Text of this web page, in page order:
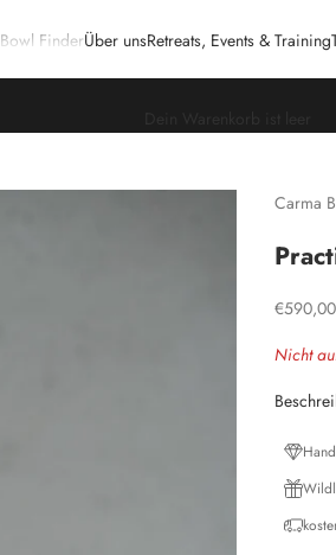
Bowl FinderÜber unsRetreats, Events & Training
Carma
Angebot
€590,00
Nicht